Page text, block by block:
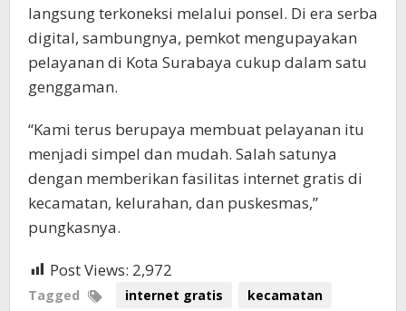
langsung terkoneksi melalui ponsel. Di era serba
digital, sambungnya, pemkot mengupayakan
pelayanan di Kota Surabaya cukup dalam satu
genggaman.
“Kami terus berupaya membuat pelayanan itu
menjadi simpel dan mudah. Salah satunya
dengan memberikan fasilitas internet gratis di
kecamatan, kelurahan, dan puskesmas,”
pungkasnya.
Post Views: 2,972
Tagged internet gratis
kecamatan